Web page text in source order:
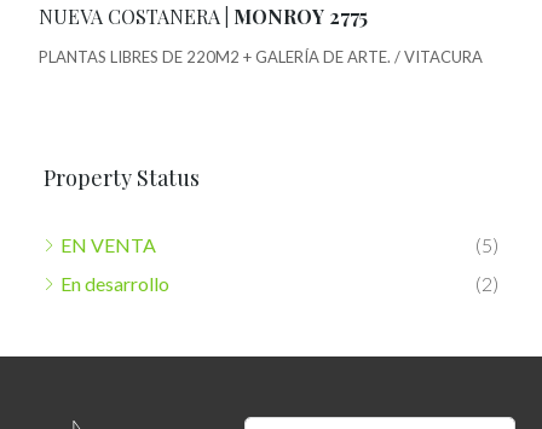
NUEVA COSTANERA | MONROY 2775
PLANTAS LIBRES DE 220M2 + GALERÍA DE ARTE. / VITACURA
Property Status
EN VENTA
(5)
En desarrollo
(2)